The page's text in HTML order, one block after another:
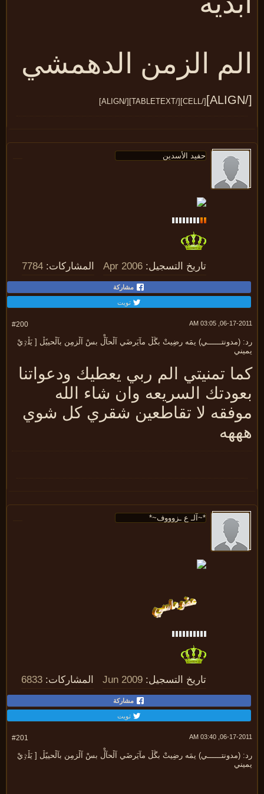
الزمن الدهمشي
[/CELL][/TABLETEXT][/ALIGN]
تاريخ التسجيل: Apr 2006 المشاركات: 7784
مشاركة
تويت
06-17-2011,
(مدونتــــــي) يمَه رضِيتْ بڴڵ مآيَرضَي آڵحآڵْ بسْ آڵزمِن بآڵحييًڵ [ يَڵٷيْ
تمنيتي الم ربي يعطيك ودعواتنا
السريعه وان شاء الله
لا تقاطعين شقري كل شوي
تاريخ التسجيل: Jun 2009 المشاركات: 6833
مشاركة
تويت
06-17-2011,
(مدونتــــــي) يمَه رضِيتْ بڴڵ مآيَرضَي آڵحآڵْ بسْ آڵزمِن بآڵحييًڵ [ يَڵٷيْ